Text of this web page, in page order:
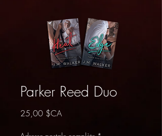
Parker Reed Duo
25,00 $CAPrix